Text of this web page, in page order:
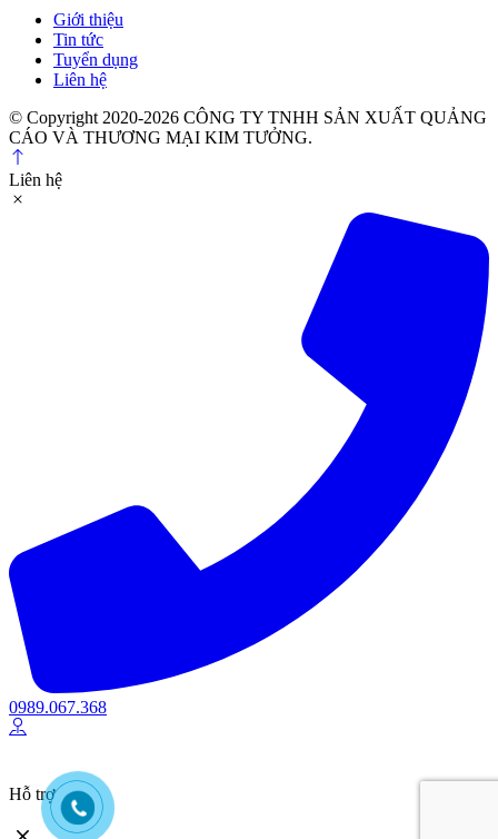
Giới thiệu
Tin tức
Tuyển dụng
Liên hệ
© Copyright 2020-2026 CÔNG TY TNHH SẢN XUẤT QUẢNG
CÁO VÀ THƯƠNG MẠI KIM TƯỞNG.
Liên hệ
0989.067.368
Hỗ trợ